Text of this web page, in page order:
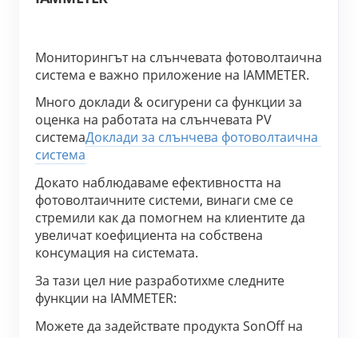
Мониторингът на слънчевата фотоволтаична
система е важно приложение на IAMMETER.
Много доклади & осигурени са функции за
оценка на работата на слънчевата PV
системаДоклади за слънчева фотоволтаична
система
Докато наблюдаваме ефективността на
фотоволтаичните системи, винаги сме се
стремили как да помогнем на клиентите да
увеличат коефициента на собствена
консумация на системата.
За тази цел ние разработихме следните
функции на IAMMETER:
Можете да задействате продукта SonOff на